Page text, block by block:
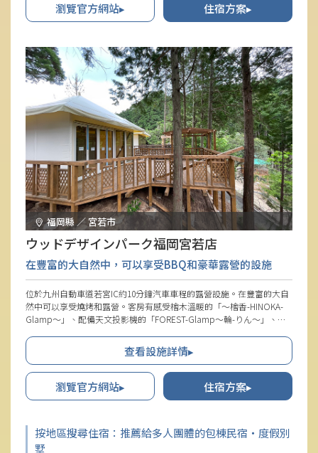
瀏覽官方網站▸ 住宿方案▸
福岡縣 ／ 宮若市
ウッドデザインパーク福岡宮若店
在豐富的大自然中，可以享受BBQ和豪華露營的設施
位於九州自動車道若宮IC約10分鐘汽車車程的露營設施。在豐富的大自
然中可以享受燒烤和露營。客房有感受檜木溫暖的「～檜香-HINOKA-
Glamp～」、配備天文投影機的「FOREST-Glamp～輪-りん～」、以
備有專用的單元浴室、廁所和洗手台，讓人感到欣喜。
查看設施詳情▸
瀏覽官方網站▸ 住宿方案▸
按地區搜尋住宿：推薦給多人團體的包棟民宿・度假別
墅